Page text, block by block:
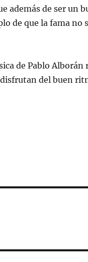
además de ser un
de que la fama no
de Pablo Alborán
del buen